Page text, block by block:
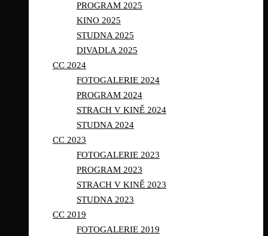
PROGRAM 2025
KINO 2025
STUDNA 2025
DIVADLA 2025
CC 2024
FOTOGALERIE 2024
PROGRAM 2024
STRACH V KINĚ 2024
STUDNA 2024
CC 2023
FOTOGALERIE 2023
PROGRAM 2023
STRACH V KINĚ 2023
STUDNA 2023
CC 2019
FOTOGALERIE 2019